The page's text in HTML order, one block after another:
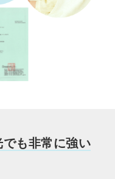
も非常に強い